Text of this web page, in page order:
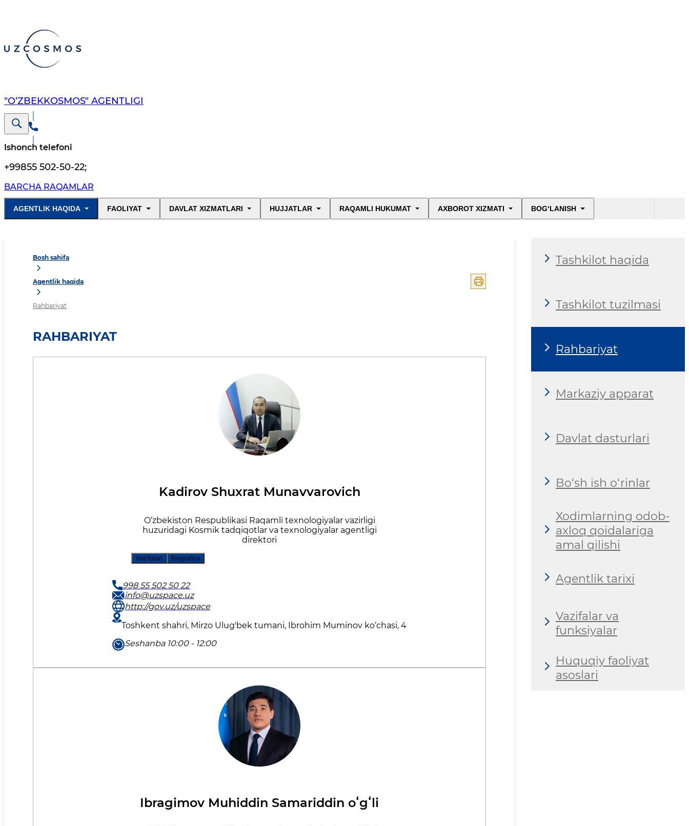
"O‘ZBEKKOSMOS" AGENTLIGI
Ishonch telefoni
+99855 502-50-22;
BARCHA RAQAMLAR
AGENTLIK HAQIDA FAOLIYAT DAVLAT XIZMATLARI HUJJATLAR RAQAMLI HUKUMAT AXBOROT XIZMATI BOG‘LANISH
Bosh sahifa
Agentlik haqida
Rahbariyat
RAHBARIYAT
Kadirov Shuxrat Munavvarovich
O‘zbekiston Respublikasi Raqamli texnologiyalar vazirligi
huzuridagi Kosmik tadqiqotlar va texnologiyalar agentligi
direktori
Vazifalari Biografiya
998 55 502 50 22
info@uzspace.uz
http://gov.uz/uzspace
Toshkent shahri, Mirzo Ulug'bek tumani, Ibrohim Muminov ko‘chasi, 4
Seshanba 10:00 - 12:00
Ibragimov Muhiddin Samariddin oʻgʻli
Tashkilot haqida
Tashkilot tuzilmasi
Rahbariyat
Markaziy apparat
Davlat dasturlari
Bo‘sh ish o‘rinlar
Xodimlarning odob-
axloq qoidalariga
amal qilishi
Agentlik tarixi
Vazifalar va
funksiyalar
Huquqiy faoliyat
asoslari